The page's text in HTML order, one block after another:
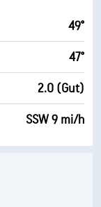
49°
47°
2.0 (Gut)
SSW 9 mi/h